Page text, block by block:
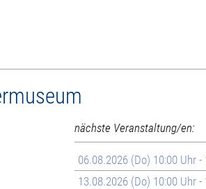
nächste Veranstaltung/en:
06.08.2026 (Do) 10:00 Uhr -
13.08.2026 (Do) 10:00 Uhr -